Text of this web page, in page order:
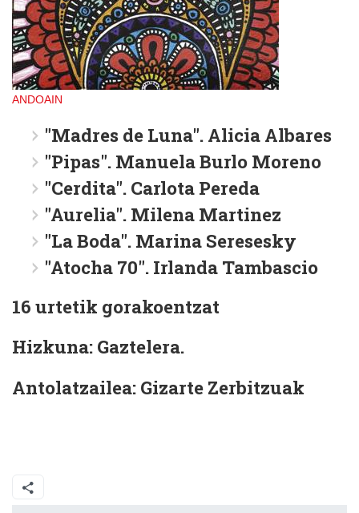
ANDOAIN
"Madres de Luna". Alicia Albares
"Pipas". Manuela Burlo Moreno
"Cerdita". Carlota Pereda
"Aurelia". Milena Martinez
"La Boda". Marina Seresesky
"Atocha 70". Irlanda Tambascio
16 urtetik gorakoentzat
Hizkuna: Gaztelera.
Antolatzailea: Gizarte Zerbitzuak